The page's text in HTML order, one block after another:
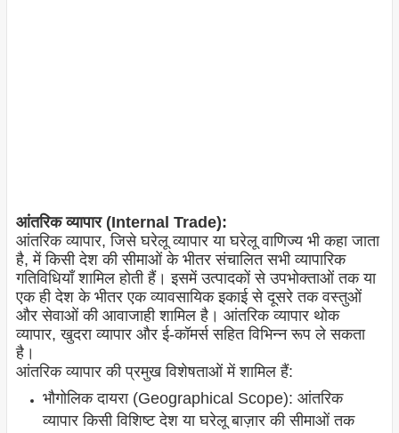
आंतरिक व्यापार (Internal Trade):
आंतरिक व्यापार, जिसे घरेलू व्यापार या घरेलू वाणिज्य भी कहा जाता
है, में किसी देश की सीमाओं के भीतर संचालित सभी व्यापारिक
गतिविधियाँ शामिल होती हैं। इसमें उत्पादकों से उपभोक्ताओं तक या
एक ही देश के भीतर एक व्यावसायिक इकाई से दूसरे तक वस्तुओं
और सेवाओं की आवाजाही शामिल है। आंतरिक व्यापार थोक
व्यापार, खुदरा व्यापार और ई-कॉमर्स सहित विभिन्न रूप ले सकता
है।
आंतरिक व्यापार की प्रमुख विशेषताओं में शामिल हैं:
भौगोलिक दायरा (Geographical Scope): आंतरिक
व्यापार किसी विशिष्ट देश या घरेलू बाज़ार की सीमाओं तक